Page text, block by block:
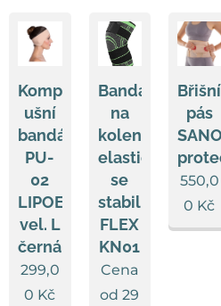
Kompresní
ušní
bandáž
PU-
02
LIPOELASTIC
vel. L
černá
299,0
0 Kč
Bandáž
na
koleno,
elastická
se
stabilizátorem
FLEX
KN01
Cena
od29
Břišní
pás
550,0
0 Kč